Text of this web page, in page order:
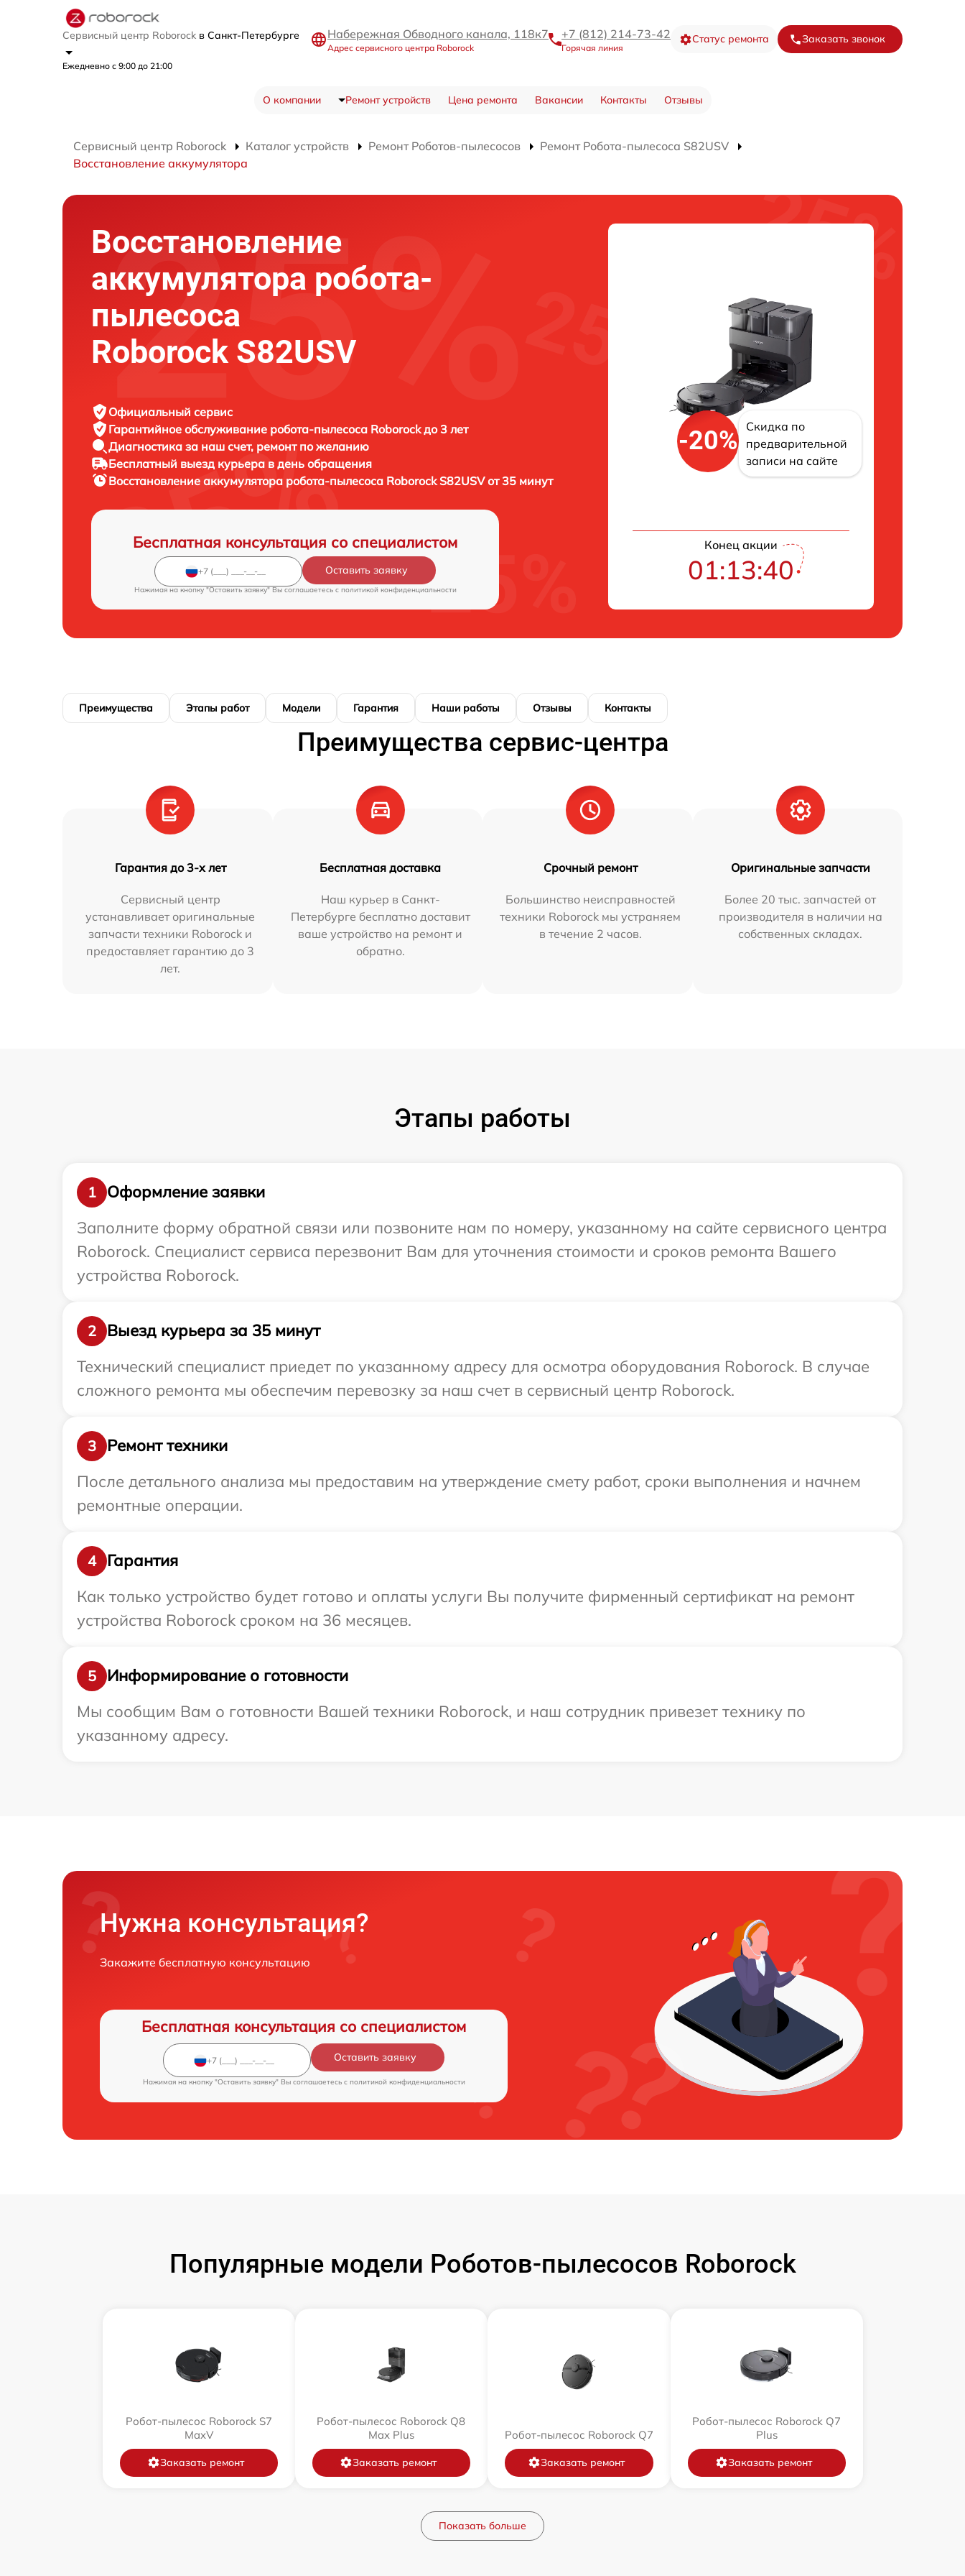
Сервисный центр Roborock в Санкт-Петербурге
Ежедневно с 9:00 до 21:00
Набережная Обводного канала, 118к7
Адрес сервисного центра Roborock
+7 (812) 214-73-42
Горячая линия
Статус ремонта Заказать звонок
О компании Ремонт устройств Цена ремонта Вакансии Контакты Отзывы
Сервисный центр Roborock Каталог устройств Ремонт Роботов-пылесосов
Ремонт Робота-пылесоса S82USV
Восстановление аккумулятора
Восстановление
аккумулятора робота-
пылесоса
Roborock S82USV
Официальный сервис
Гарантийное обслуживание робота-пылесоса Roborock до 3 лет
Диагностика за наш счет, ремонт по желанию
Бесплатный выезд курьера в день обращения
Восстановление аккумулятора робота-пылесоса Roborock S82USV от 35 минут
Бесплатная консультация со специалистом
Оставить заявку
Нажимая на кнопку "Оставить заявку" Вы соглашаетесь c политикой конфиденциальности
-20%
Скидка по
предварительной
записи на сайте
Конец акции
01:13:39
Преимущества Этапы работ Модели Гарантия Наши работы Отзывы Контакты
Преимущества сервис-центра
Гарантия до 3-х лет
Сервисный центр
устанавливает оригинальные
запчасти техники Roborock и
предоставляет гарантию до 3
лет.
Бесплатная доставка
Наш курьер в Санкт-
Петербурге бесплатно доставит
ваше устройство на ремонт и
обратно.
Срочный ремонт
Большинство неисправностей
техники Roborock мы устраняем
в течение 2 часов.
Оригинальные запчасти
Более 20 тыс. запчастей от
производителя в наличии на
собственных складах.
Этапы работы
1
Оформление заявки
Заполните форму обратной связи или позвоните нам по номеру, указанному на сайте сервисного центра
Roborock. Специалист сервиса перезвонит Вам для уточнения стоимости и сроков ремонта Вашего
устройства Roborock.
2
Выезд курьера за 35 минут
Технический специалист приедет по указанному адресу для осмотра оборудования Roborock. В случае
сложного ремонта мы обеспечим перевозку за наш счет в сервисный центр Roborock.
3
Ремонт техники
После детального анализа мы предоставим на утверждение смету работ, сроки выполнения и начнем
ремонтные операции.
4
Гарантия
Как только устройство будет готово и оплаты услуги Вы получите фирменный сертификат на ремонт
устройства Roborock сроком на 36 месяцев.
5
Информирование о готовности
Мы сообщим Вам о готовности Вашей техники Roborock, и наш сотрудник привезет технику по
указанному адресу.
Нужна консультация?
Закажите бесплатную консультацию
Бесплатная консультация со специалистом
Оставить заявку
Нажимая на кнопку "Оставить заявку" Вы соглашаетесь c политикой конфиденциальности
Популярные модели Роботов-пылесосов Roborock
Робот-пылесос Roborock S7
MaxV
Заказать ремонт
Робот-пылесос Roborock Q8
Max Plus
Заказать ремонт
Робот-пылесос Roborock Q7
Заказать ремонт
Робот-пылесос Roborock Q7
Plus
Заказать ремонт
Показать больше